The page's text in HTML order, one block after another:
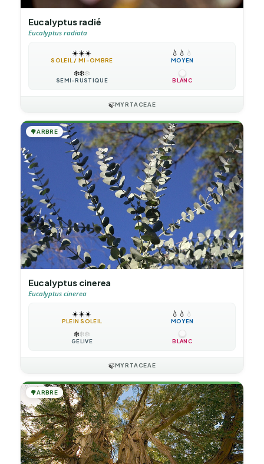
Eucalyptus radié
Eucalyptus radiata
☀️☀️☀️
SOLEIL / MI-OMBRE
💧 💧 💧
MOYEN
❄️❄️❄️
SEMI-RUSTIQUE BLANC
🍃MYRTACEAE
🌳ARBRE
Eucalyptus cinerea
Eucalyptus cinerea
☀️☀️☀️
PLEIN SOLEIL
💧 💧 💧
MOYEN
❄️❄️❄️
GÉLIVE BLANC
🍃MYRTACEAE
🌳ARBRE